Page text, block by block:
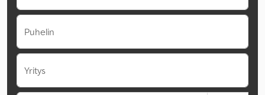
Puhelin
Yritys